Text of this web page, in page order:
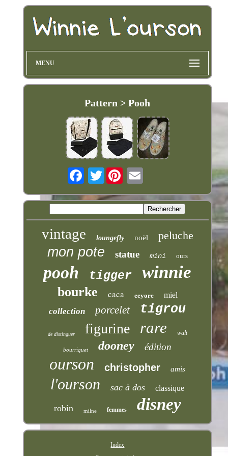
MENU
Pattern > Pooh
Twitter
vintage loungefly noël peluche
mon pote statue mini ours
pooh tigger winnie
bourke caca eeyore miel
collection porcelet tigrou
de distinguer figurine rare walt
bourriquet dooney édition
ourson christopher amis
l'ourson sac à dos classique
robin milne femmes disney
Index